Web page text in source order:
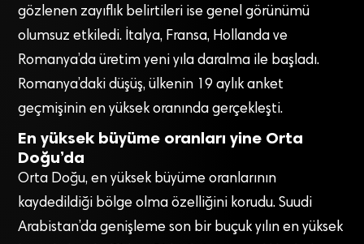
gözlenen zayıflık belirtileri ise genel görünümü
olumsuz etkiledi. İtalya, Fransa, Hollanda ve
Romanya’da üretim yeni yıla daralma ile başladı.
Romanya’daki düşüş, ülkenin 19 aylık anket
geçmişinin en yüksek oranında gerçekleşti.
En yüksek büyüme oranları yine Orta
Doğu’da
Orta Doğu, en yüksek büyüme oranlarının
kaydedildiği bölge olma özelliğini korudu. Suudi
Arabistan’da genişleme son bir buçuk yılın en yüksek